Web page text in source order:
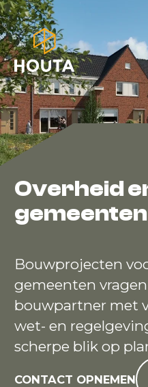
Overheid
gemeenten
Bouwprojecten
gemeenten
bouwpartner met
wet- en
scherpe blik op
CONTACT OPNEMEN